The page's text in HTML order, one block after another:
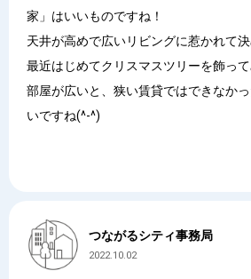
家」はいいものですね！
天井が高めで広いリビングに惹かれて決
最近はじめてクリスマスツリーを飾って
部屋が広いと、狭い賃貸ではできなか
いですね(^-^)
つながるシティ事務局
2022.10.02